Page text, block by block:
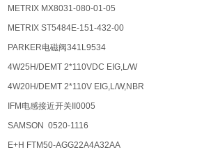
METRIX MX8031-080-01-05
METRIX ST5484E-151-432-00
PARKER电磁阀341L9534
4W25H/DEMT 2*110VDC EIG,L/W
4W20H/DEMT 2*110V EIG,L/W,NBR
IFM电感接近开关II0005
SAMSON 0520-1116
E+H FTM50-AGG22A4A32AA